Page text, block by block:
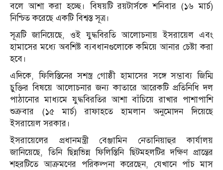
বলে আশা করা হচ্ছে। বিষয়টি রয়টার্সকে শনিবার (১৬ মার্চ)
নিশ্চিত করেছে একটি বিশ্বস্ত সূত্র।
সূত্রটি জানিয়েছে, ওই যুদ্ধবিরতি আলোচনায় ইসরায়েল এবং
হামাসের মধ্যে অবশিষ্ট ব্যবধানগুলোকে কমিয়ে আনার চেষ্টা করা
হবে।
এদিকে, ফিলিস্তিনের সশস্ত্র গোষ্ঠী হামাসের সঙ্গে সম্ভাব্য জিম্মি
চুক্তির বিষয়ে আলোচনার জন্য কাতারে আরেকটি প্রতিনিধি দল
পাঠানোর মাধ্যমে যুদ্ধবিরতির আশা বাঁচিয়ে রাখার পাশাপাশি
শুক্রবার (১৫ মার্চ) রাফাহতে হামলান অনুমোদন দিয়েছে
ইসরায়েল সরকার।
ইসরায়েলের প্রধানমন্ত্রী বেঞ্জামিন নেতানিয়াহুর কার্যালয়
জানিয়েছে, তিনি ছিন্নভিন্ন ফিলিস্তিনি ছিটমহলটির দক্ষিণ প্রান্তের
শহরটিতে আক্রমণের পরিকল্পনা করেছেন, যেখানে পাঁচ মাস